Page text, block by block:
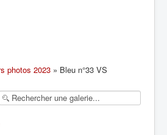
photos 2023 » Bleu n°33 VS